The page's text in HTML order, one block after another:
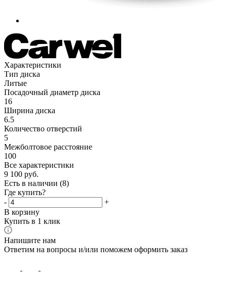
Характеристики
Тип диска
Литые
Посадочный диаметр диска
16
Ширина диска
6.5
Количество отверстий
5
Межболтовое расстояние
100
Все характеристики
9 100 руб.
Есть в наличии (8)
Где купить?
-
+
В корзину
Купить в 1 клик
Напишите нам
Ответим на вопросы и/или поможем оформить заказ